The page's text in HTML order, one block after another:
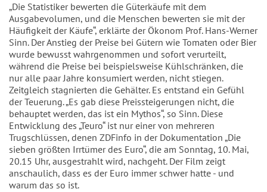
„Die Statistiker bewerten die Güterkäufe mit dem
Ausgabevolumen, und die Menschen bewerten sie mit der
Häufigkeit der Käufe“, erklärte der Ökonom Prof. Hans-Werner
Sinn. Der Anstieg der Preise bei Gütern wie Tomaten oder Bier
wurde bewusst wahrgenommen und sofort verurteilt,
während die Preise bei beispielsweise Kühlschränken, die
nur alle paar Jahre konsumiert werden, nicht stiegen.
Zeitgleich stagnierten die Gehälter. Es entstand ein Gefühl
der Teuerung. „Es gab diese Preissteigerungen nicht, die
behauptet werden, das ist ein Mythos“, so Sinn. Diese
Entwicklung des „Teuro“ ist nur einer von mehreren
Trugschlüssen, denen ZDFinfo in der Dokumentation „Die
sieben größten Irrtümer des Euro“, die am Sonntag, 10. Mai,
20.15 Uhr, ausgestrahlt wird, nachgeht. Der Film zeigt
anschaulich, dass es der Euro immer schwer hatte - und
warum das so ist.